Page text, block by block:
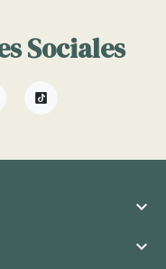
Sociales
TikTok

